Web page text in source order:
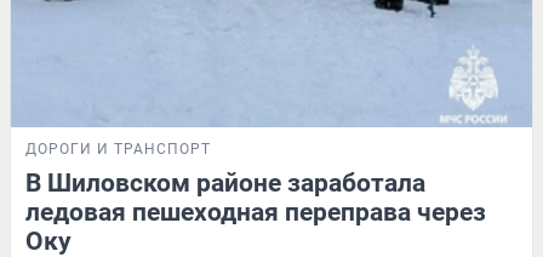
ДОРОГИ И ТРАНСПОРТ
В Шиловском районе заработала
ледовая пешеходная переправа через
Оку